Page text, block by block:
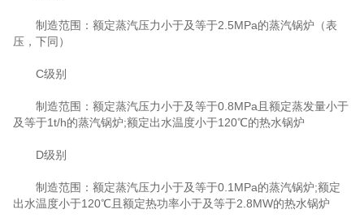
制造范围：额定蒸汽压力小于及等于2.5MPa的蒸汽锅炉（表
压，下同）
C级别
制造范围：额定蒸汽压力小于及等于0.8MPa且额定蒸发量小于
及等于1t/h的蒸汽锅炉;额定出水温度小于120℃的热水锅炉
D级别
制造范围：额定蒸汽压力小于及等于0.1MPa的蒸汽锅炉;额定
出水温度小于120℃且额定热功率小于及等于2.8MW的热水锅炉